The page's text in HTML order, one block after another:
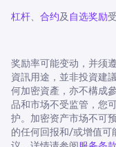
杠杆、 合约及 自选奖励
奖励率可能变动，并须
資訊用途，並非投資建
何加密資產，亦不構成
品和市场不受监管，您
护。加密资产市场不可
的任何回报和/或增值可